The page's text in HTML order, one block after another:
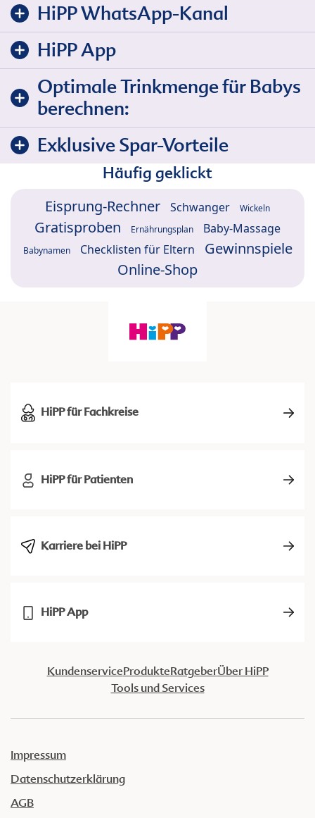
HiPP WhatsApp-Kanal
HiPP App
Optimale Trinkmenge für Babys
berechnen:
Exklusive Spar-Vorteile
Häufig geklickt
Eisprung-Rechner Schwanger Wickeln
Gratisproben Ernährungsplan Baby-Massage
Babynamen Checklisten für Eltern
Gewinnspiele
Online-Shop
HiPP für Fachkreise
HiPP für Patienten
Karriere bei HiPP
HiPP App
KundenserviceProdukteRatgeberÜber HiPP
Tools und Services
Impressum
Datenschutzerklärung
AGB